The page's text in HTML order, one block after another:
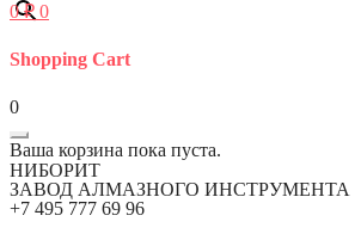
0₽ 0
Shopping Cart
0
Ваша корзина пока пуста.
НИБОРИТ
ЗАВОД АЛМАЗНОГО ИНСТРУМЕНТА
+7 495 777 69 96